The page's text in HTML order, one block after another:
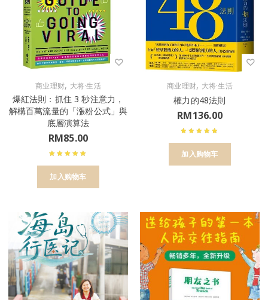
商业理财, 大将·生活
爆紅法則：抓住 3 秒注意力，
解構百萬流量的「漲粉公式」與
底層演算法
RM85.00
加入购物车
商业理财, 大将·生活
權力的48法則
RM136.00
加入购物车